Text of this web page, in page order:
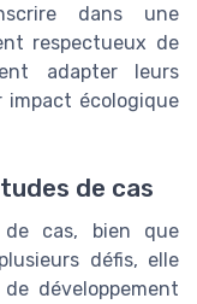
dans une
respectueux de
adapter leurs
écologique
de cas
cas, bien que
défis, elle
développement